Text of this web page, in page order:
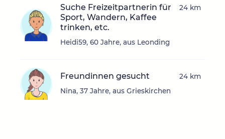
Suche Freizeitpartnerin für
Sport, Wandern, Kaffee
trinken, etc.
Heidi59, 60 Jahre, aus Leonding
24 km
Freundinnen gesucht
Nina, 37 Jahre, aus Grieskirchen
24 km